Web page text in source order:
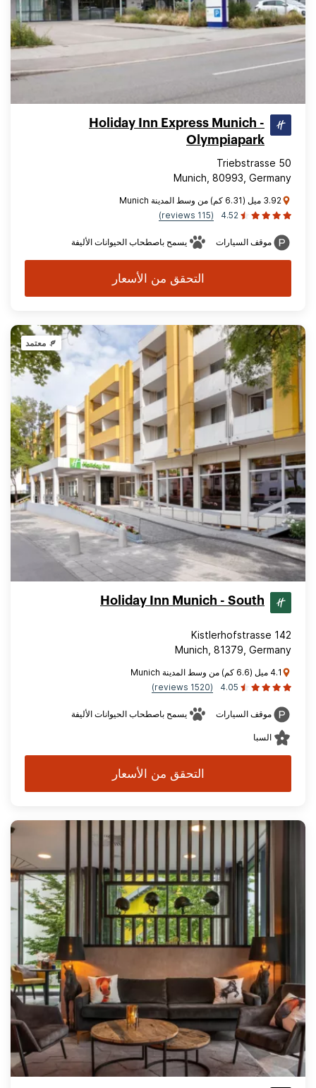
Holiday Inn Express Munich -
Olympiapark
Triebstrasse 50
Munich, 80993, Germany
3.92 ميل (6.31 كم) من وسط المدينة Munich
4.52
(115 reviews)
موقف السيارات يسمح باصطحاب الحيوانات الأليفة
التحقق من الأسعار
معتمد
Holiday Inn Munich - South
Kistlerhofstrasse 142
Munich, 81379, Germany
4.1 ميل (6.6 كم) من وسط المدينة Munich
4.05
(1520 reviews)
موقف السيارات يسمح باصطحاب الحيوانات الأليفة
السبا
التحقق من الأسعار